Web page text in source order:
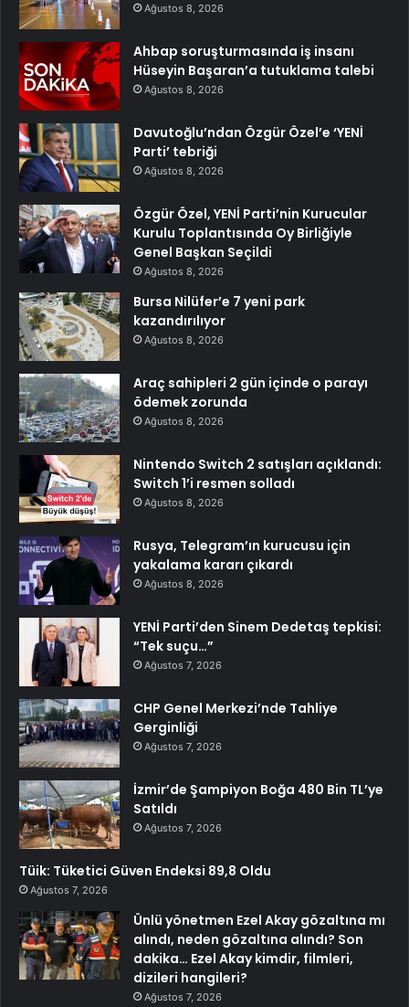
Ağustos 8, 2026
Ahbap soruşturmasında iş insanı
Hüseyin Başaran’a tutuklama talebi
Ağustos 8, 2026
Davutoğlu’ndan Özgür Özel’e ‘YENİ
Parti’ tebriği
Ağustos 8, 2026
Özgür Özel, YENİ Parti’nin Kurucular
Kurulu Toplantısında Oy Birliğiyle
Genel Başkan Seçildi
Ağustos 8, 2026
Bursa Nilüfer’e 7 yeni park
kazandırılıyor
Ağustos 8, 2026
Araç sahipleri 2 gün içinde o parayı
ödemek zorunda
Ağustos 8, 2026
Nintendo Switch 2 satışları açıklandı:
Switch 1’i resmen solladı
Ağustos 8, 2026
Rusya, Telegram’ın kurucusu için
yakalama kararı çıkardı
Ağustos 8, 2026
YENİ Parti’den Sinem Dedetaş tepkisi:
“Tek suçu…”
Ağustos 7, 2026
CHP Genel Merkezi’nde Tahliye
Gerginliği
Ağustos 7, 2026
İzmir’de Şampiyon Boğa 480 Bin TL’ye
Satıldı
Ağustos 7, 2026
Tüik: Tüketici Güven Endeksi 89,8 Oldu
Ağustos 7, 2026
Ünlü yönetmen Ezel Akay gözaltına mı
alındı, neden gözaltına alındı? Son
dakika… Ezel Akay kimdir, filmleri,
dizileri hangileri?
Ağustos 7, 2026